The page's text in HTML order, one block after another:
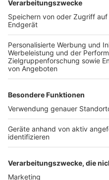
Ratschläge für
Für NRW-Bürgerinnen
Empfehlungen: „Im
ruhig zu bleiben, die
Auswärtigen Amtes zu
Sicherheit zu bewegen.“
eingeschränkt, und die
Anzeige